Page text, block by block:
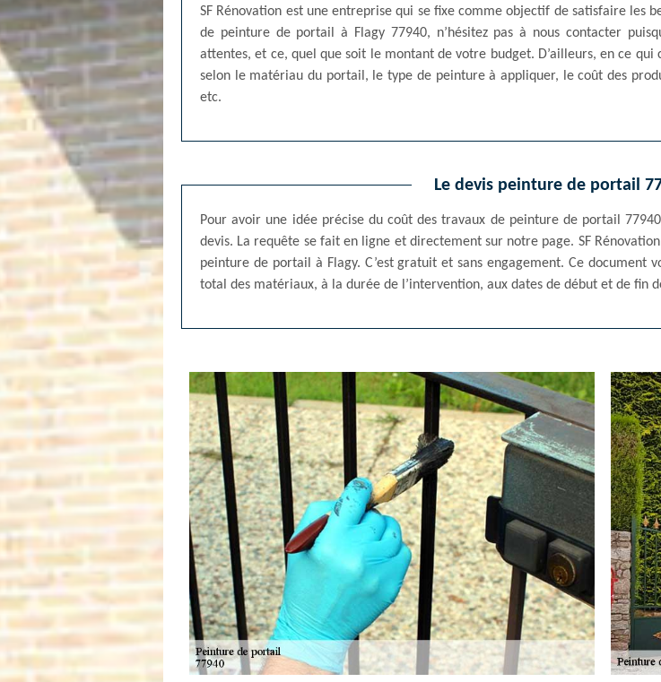
SF Rénovation est une entreprise qui se fixe comme objectif de satisfaire les
de peinture de portail à Flagy 77940, n’hésitez pas à nous contacter
attentes, et ce, quel que soit le montant de votre budget. D’ailleurs, en ce
selon le matériau du portail, le type de peinture à appliquer, le coût des
etc.
Le devis peinture de portail
Pour avoir une idée précise du coût des travaux de peinture de portail
devis. La requête se fait en ligne et directement sur notre page. SF
peinture de portail à Flagy. C’est gratuit et sans engagement. Ce
total des matériaux, à la durée de l’intervention, aux dates de début et de fin